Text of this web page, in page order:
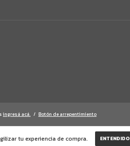
tu experiencia de compra. ENTENDIDO
ingresá acá. / Botón de arrepentimiento